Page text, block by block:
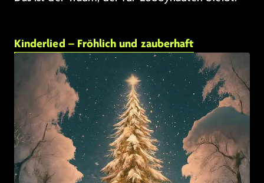
Link zu:
Kinderlied – Fröhlich und zauberhaft